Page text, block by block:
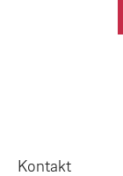
Kontakt